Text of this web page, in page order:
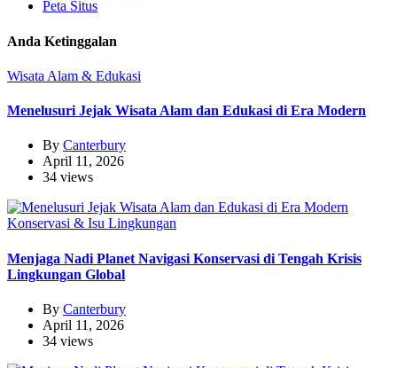
Peta Situs
Anda Ketinggalan
Wisata Alam & Edukasi
Menelusuri Jejak Wisata Alam dan Edukasi di Era Modern
By Canterbury
April 11, 2026
34 views
Konservasi & Isu Lingkungan
Menjaga Nadi Planet Navigasi Konservasi di Tengah Krisis
Lingkungan Global
By Canterbury
April 11, 2026
34 views